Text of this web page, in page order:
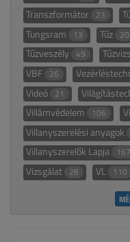
Transzformátor 23
Tungsram 13 Tűz 20
Tűzveszély 49
VBF 26
Videó 21
Villámvédelem 106
Villanyszerelési anyagok
Villanyszerelők Lapja 167
Vizsgálat 28 VL 110